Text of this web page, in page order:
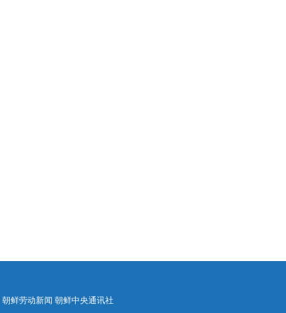
朝鲜劳动新闻 朝鲜中央通讯社